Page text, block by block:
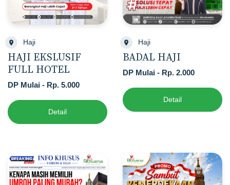
Haji
HAJI EKSLUSIF
FULL HOTEL
DP Mulai - Rp. 5.000
Detail
Haji
BADAL HAJI
DP Mulai - Rp. 2.000
Detail